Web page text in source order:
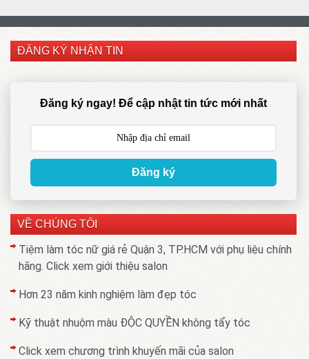
ĐĂNG KÝ NHẬN TIN
Đăng ký ngay! Để cập nhật tin tức mới nhất
Đăng ký
VỀ CHÚNG TÔI
Tiệm làm tóc nữ giá rẻ Quận 3, TP.HCM với phụ liệu chính
hãng. Click xem giới thiệu salon
Hơn 23 năm kinh nghiệm làm đẹp tóc
Kỹ thuật nhuộm màu ĐỘC QUYỀN không tẩy tóc
Click xem chương trình khuyến mãi của salon